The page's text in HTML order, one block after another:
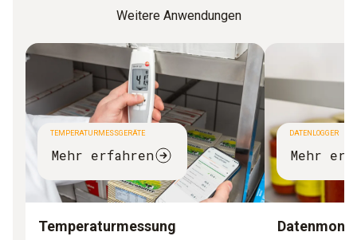
Weitere Anwendungen
TEMPERATURMESSGERÄTE
Mehr erfahren
Temperaturmessung
DATENLOGGER
Mehr